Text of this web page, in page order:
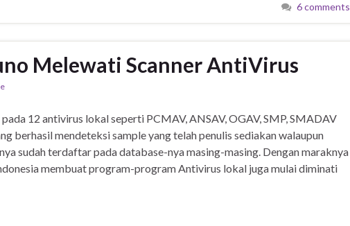
6 comments
Melewati Scanner AntiVirus
12 antivirus lokal seperti PCMAV, ANSAV, OGAV, SMP, SMADAV
berhasil mendeteksi sample yang telah penulis sediakan walaupun
sudah terdaftar pada database-nya masing-masing. Dengan maraknya
membuat program-program Antivirus lokal juga mulai diminati